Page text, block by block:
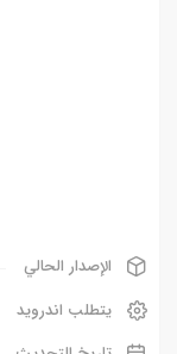
الإصدار الحالي
يتطلب اندرويد